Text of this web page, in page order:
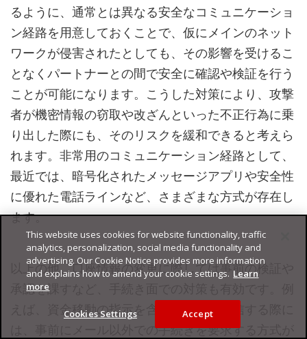
るように、通常とは異なる安全なコミュニケーショ
ン経路を用意しておくことで、仮にメインのネット
ワークが侵害されたとしても、その影響を受けるこ
となくパートナーとの間で安全に確認や検証を行う
ことが可能になります。こうした対策により、攻撃
者が機密情報の窃取や改ざんといった不正行為に乗
り出した際にも、そのリスクを緩和できると考えら
れます。非常用のコミュニケーション経路として、
最近では、暗号化されたメッセージアプリや安全性
に優れた電話ラインなど、さまざまな方式が存在し
ます。
以上の他、口座情報の変更に際しては事前の検証や
承認を課すなど、手続き面での対策も有効です。例
えば、資金移動の指示を含むメールを送信する際に
は、事前にメール以外での手続きを要求する方式が
This website uses cookies for website functionality, traffic
analytics, personalization, social media functionality and
advertising. Our Cookie Notice provides more information
and explains how to amend your cookie settings. Learn
more
Cookies Settings Accept